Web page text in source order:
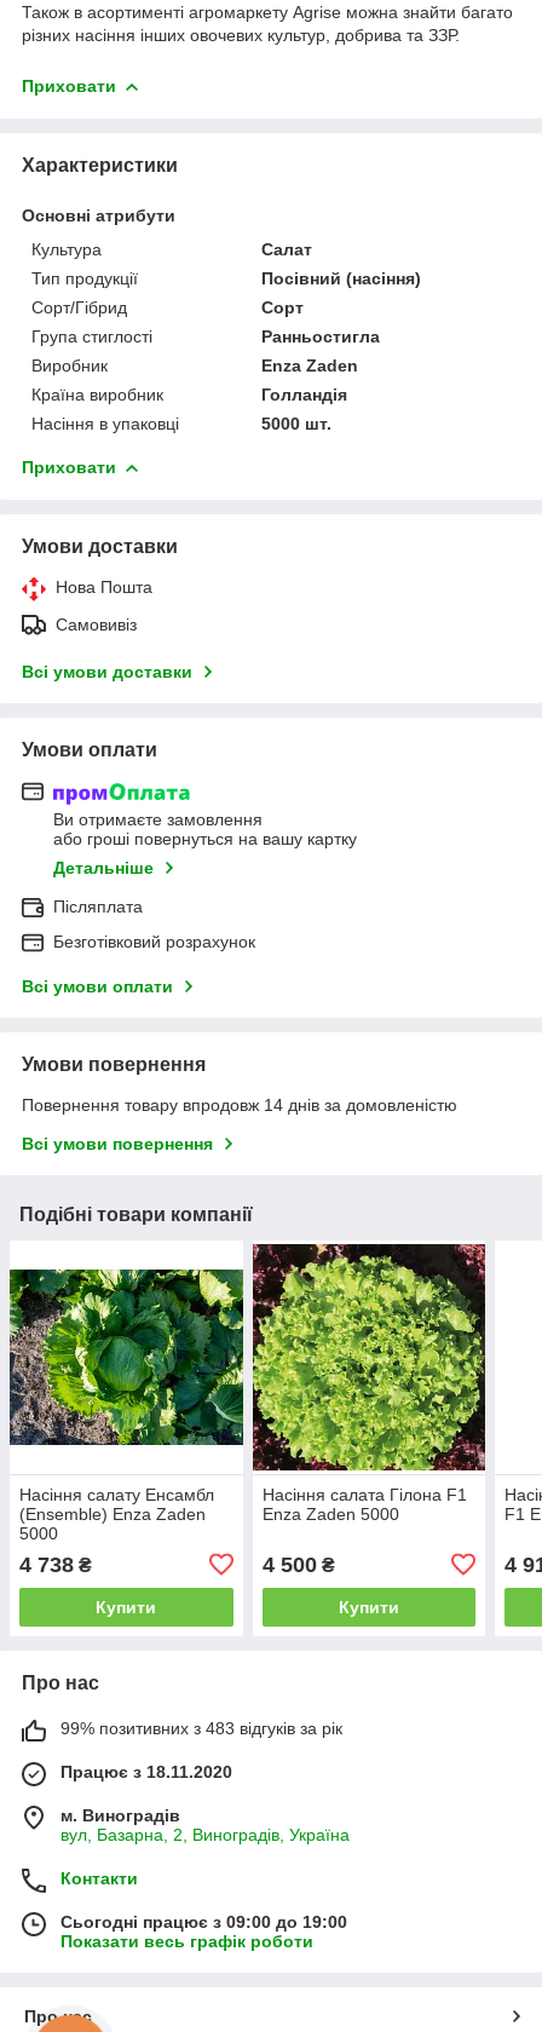
Також в асортименті агромаркету Agrise можна знайти багато
різних насіння інших овочевих культур, добрива та ЗЗР.
Приховати
Характеристики
Основні атрибути
Культура
Салат
Тип продукції
Посівний (насіння)
Сорт/Гібрид
Сорт
Група стиглості
Ранньостигла
Виробник
Enza Zaden
Країна виробник
Голландія
Насіння в упаковці
5000 шт.
Приховати
Умови доставки
Нова Пошта
Самовивіз
Всі умови доставки
Умови оплати
Ви отримаєте замовлення
або гроші повернуться на вашу картку
Детальніше
Післяплата
Безготівковий розрахунок
Всі умови оплати
Умови повернення
Повернення товару впродовж 14 днів за домовленістю
Всі умови повернення
Подібні товари компанії
Насіння салату Енсамбл
(Ensemble) Enza Zaden
5000
4 738 ₴
Купити
Насіння салата Гілона F1
Enza Zaden 5000
4 500₴
Купити
F1
4
Про нас
99% позитивних з 483 відгуків за рік
Працює з 18.11.2020
м. Виноградів
вул, Базарна, 2, Виноградів, Україна
Контакти
Сьогодні працює з 09:00 до 19:00
Показати весь графік роботи
Про нас